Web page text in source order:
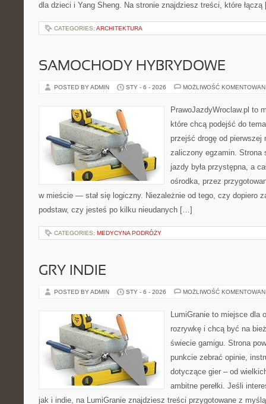
dla dzieci i Yang Sheng. Na stronie znajdziesz treści, które
CATEGORIES: ARCHITEKTURA
SAMOCHODY HYBRYDOWE
POSTED BY ADMIN STY - 6 - 2026 MOŻLIWOŚĆ
PrawoJazdyWroclaw.pl to
które chcą podejść do
przejść drogę od pierwszej
zaliczony egzamin. Strona
jazdy była przystępna, a
ośrodka, przez
w mieście — stał się logiczny. Niezależnie od tego, czy dopiero
podstaw, czy jesteś po kilku nieudanych […]
CATEGORIES: MEDYCYNA PODRÓŻY
GRY INDIE
POSTED BY ADMIN STY - 6 - 2026 MOŻLIWOŚĆ
LumiGranie to miejsce dla
rozrywkę i chcą być na
świecie gamigu. Strona
punkcie zebrać opinie,
dotyczące gier – od
ambitne perełki. Jeśli
jak i indie, na LumiGranie znajdziesz treści przygotowane z